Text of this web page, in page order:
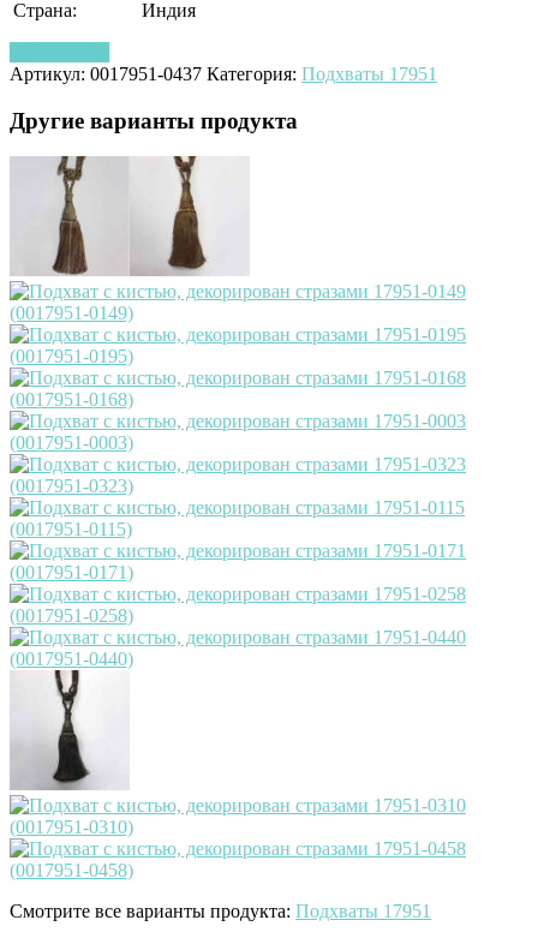
Страна: Индия
Артикул: 0017951-0437 Категория: Подхваты 17951
Другие варианты продукта
Смотрите все варианты продукта: Подхваты 17951